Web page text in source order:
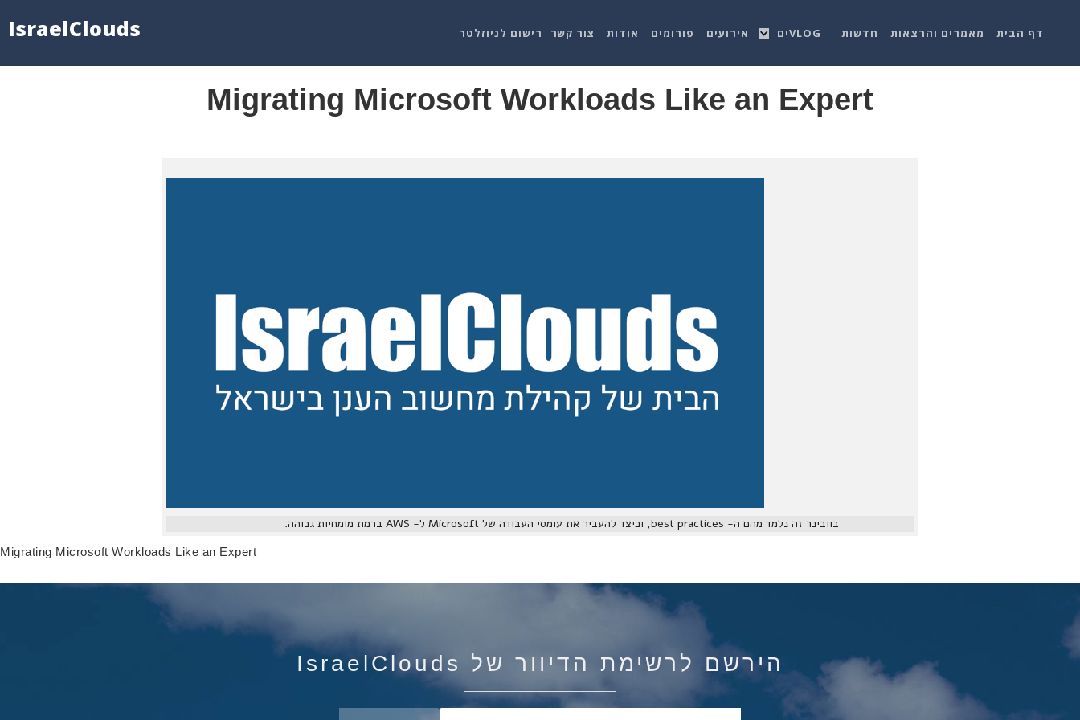
IsraelClouds דף הבית מאמרים והרצאות חדשות VLOGים אירועים פורומים אודות צור קשר רישום לניוזלטר
Migrating Microsoft Workloads Like an Expert
בוובינר זה נלמד מהם ה- best practices, וכיצד להעביר את עומסי העבודה של Microsoft ל- AWS ברמת מומחיות גבוהה.
Migrating Microsoft Workloads Like an Expert
הירשם לרשימת הדיוור של IsraelClouds